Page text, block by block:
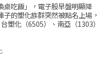
桌吃飯」，電子股早盤明顯降
的塑化族群突然被點名上場，
塑化（6505）、南亞（1303）